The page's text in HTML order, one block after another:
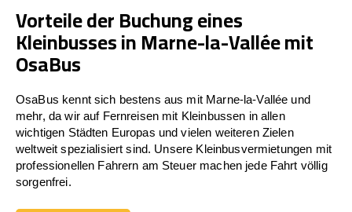
Vorteile der Buchung eines
Kleinbusses in Marne-la-Vallée mit
OsaBus
OsaBus kennt sich bestens aus mit Marne-la-Vallée und
mehr, da wir auf Fernreisen mit Kleinbussen in allen
wichtigen Städten Europas und vielen weiteren Zielen
weltweit spezialisiert sind. Unsere Kleinbusvermietungen mit
professionellen Fahrern am Steuer machen jede Fahrt völlig
sorgenfrei.